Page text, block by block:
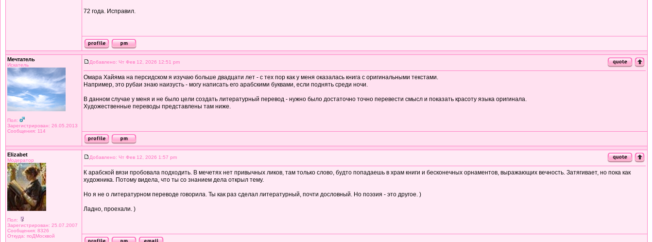
72 года. Исправил.
Мечтатель
Искатель
Пол:
Зарегистрирован: 26.05.2013
Сообщения: 114
Добавлено: Чт Фев 12, 2026 12:51 pm
Омара Хайяма на персидском я изучаю больше двадцати лет - с тех пор как у меня оказалась книга с оригинальными текстами.
Например, это рубаи знаю наизусть - могу написать его арабскими буквами, если поднять среди ночи.
В данном случае у меня и не было цели создать литературный перевод - нужно было достаточно точно перевести смысл и показать красоту языка оригинала.
Художественные переводы представлены там ниже.
Elizabet
Модератор
Пол:
Зарегистрирован: 25.07.2007
Сообщения: 8326
Откуда: поДМосквой
Добавлено: Чт Фев 12, 2026 1:57 pm
К арабской вязи пробовала подходить. В мечетях нет привычных ликов, там только слово, будто попадаешь в храм книги и бесконечных орнаментов, выражающих вечность. Затягивает, но пока как
художника. Потому видела, что ты со знанием дела открыл тему.
Но я не о литературном переводе говорила. Ты как раз сделал литературный, почти дословный. Но поэзия - это другое. )
Ладно, проехали. )